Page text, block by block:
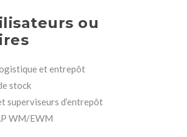
ou
et entrepôt
stock
superviseurs d’entrepôt
WM/EWM